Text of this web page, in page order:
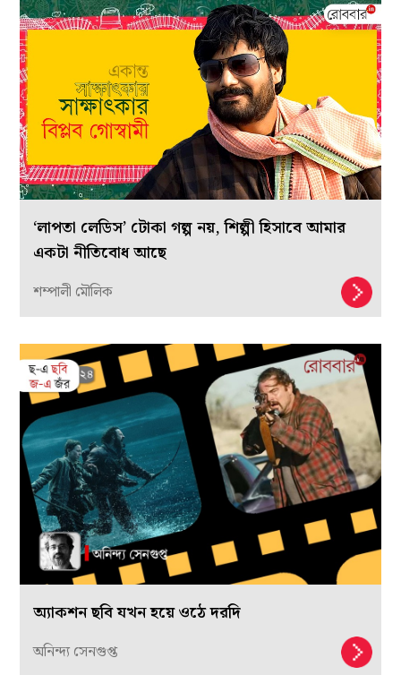
‘লাপতা লেডিস’ টোকা গল্প নয়, শিল্পী হিসাবে আমার
একটা নীতিবোধ আছে
শম্পালী মৌলিক
অ্যাকশন ছবি যখন হয়ে ওঠে দরদি
অনিন্দ্য সেনগুপ্ত